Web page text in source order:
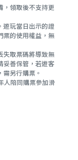
，領取後不支持更
遊玩當日出示的證
票的使用權益，無
失取票碼將導致無
妥善保管，若遊客
另行購票。
人陪同購票參加滑